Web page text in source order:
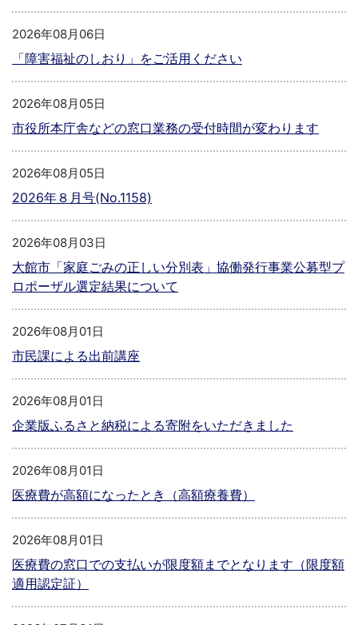
2026年08月06日
「障害福祉のしおり」をご活用ください
2026年08月05日
市役所本庁舎などの窓口業務の受付時間が変わります
2026年08月05日
2026年８月号(No.1158)
2026年08月03日
大館市「家庭ごみの正しい分別表」協働発行事業公募型プ
ロポーザル選定結果について
2026年08月01日
市民課による出前講座
2026年08月01日
企業版ふるさと納税による寄附をいただきました
2026年08月01日
医療費が高額になったとき（高額療養費）
2026年08月01日
医療費の窓口での支払いが限度額までとなります（限度額
適用認定証）